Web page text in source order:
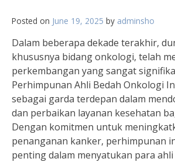
Posted on June 19, 2025 by adminsho
Dalam beberapa dekade terakhir,
khususnya bidang onkologi, telah
perkembangan yang sangat
Perhimpunan Ahli Bedah Onkologi
sebagai garda terdepan dalam
dan perbaikan layanan kesehatan
Dengan komitmen untuk
penanganan kanker, perhimpunan
penting dalam menyatukan para